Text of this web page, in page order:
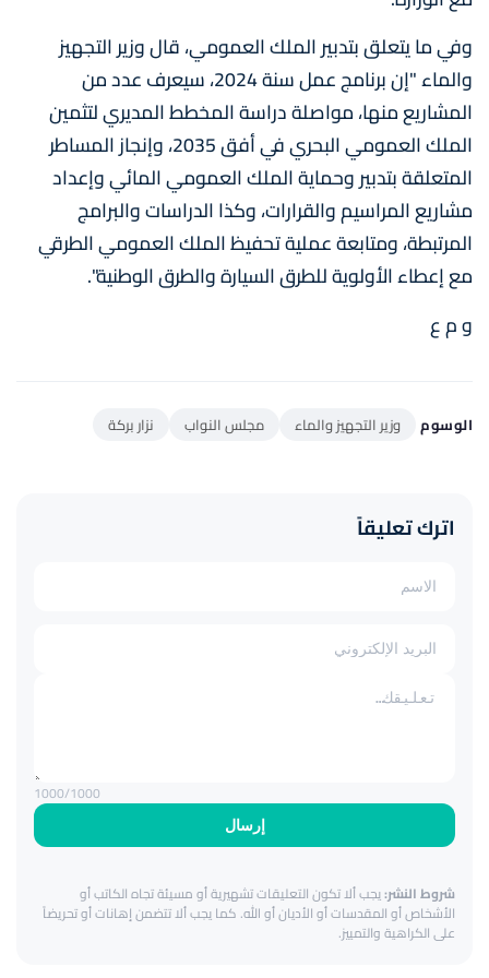
وفي ما يتعلق بتدبير الملك العمومي، قال وزير التجهيز
والماء "إن برنامج عمل سنة 2024، سيعرف عدد من
المشاريع منها، مواصلة دراسة المخطط المديري لتثمين
الملك العمومي البحري في أفق 2035، وإنجاز المساطر
المتعلقة بتدبير وحماية الملك العمومي المائي وإعداد
مشاريع المراسيم والقرارات، وكذا الدراسات والبرامج
المرتبطة، ومتابعة عملية تحفيظ الملك العمومي الطرقي
مع إعطاء الأولوية للطرق السيارة والطرق الوطنية".
و م ع
الوسوم وزير التجهيز والماء مجلس النواب نزار بركة
اترك تعليقاً
إرسال
1000/1000
شروط النشر:يجب ألا تكون التعليقات تشهيرية أو مسيئة تجاه الكاتب أو
الأشخاص أو المقدسات أو الأديان أو الله. كما يجب ألا تتضمن إهانات أو تحريضاً
على الكراهية والتمييز.